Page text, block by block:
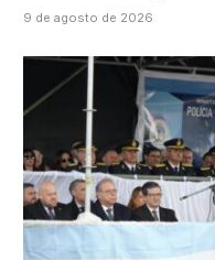
9 de agosto de 2026